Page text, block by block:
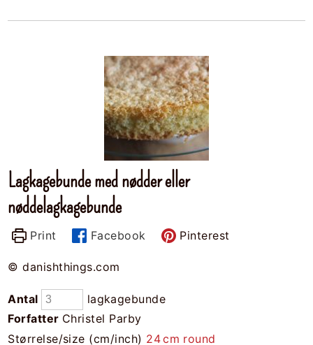
Lagkagebunde med nødder eller
nøddelagkagebunde
Print Facebook Pinterest
© danishthings.com
Antal
lagkagebunde
Forfatter Christel Parby
Størrelse/size (cm/inch) 24cm round